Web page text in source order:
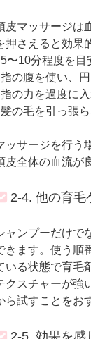
皮マッサージは
押さえると効果
〜10分程度を目
の腹を使い、
の力を過度に
の毛を引っ張
ッサージを行う
皮全体の血流が
2-4. 他の育毛
ャンプーだけで
きます。使う順
いる状態で育毛
クスチャーが強
ら試すことをお